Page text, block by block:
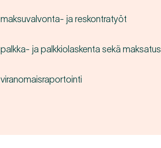
maksuvalvonta- ja reskontratyöt
palkka- ja palkkiolaskenta sekä maksatus
viranomaisraportointi